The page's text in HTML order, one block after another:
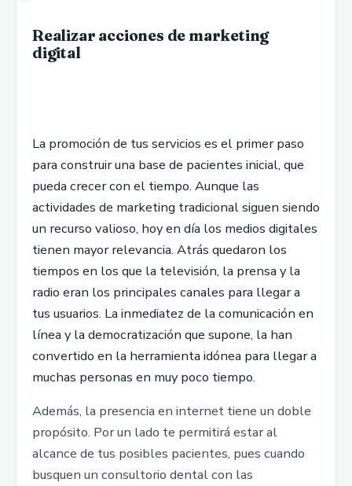
Realizar acciones de marketing
digital
La promoción de tus servicios es el primer paso
para construir una base de pacientes inicial, que
pueda crecer con el tiempo. Aunque las
actividades de marketing tradicional siguen siendo
un recurso valioso, hoy en día los medios digitales
tienen mayor relevancia. Atrás quedaron los
tiempos en los que la televisión, la prensa y la
radio eran los principales canales para llegar a
tus usuarios. La inmediatez de la comunicación en
línea y la democratización que supone, la han
convertido en la herramienta idónea para llegar a
muchas personas en muy poco tiempo.
Además, la presencia en internet tiene un doble
propósito. Por un lado te permitirá estar al
alcance de tus posibles pacientes, pues cuando
busquen un consultorio dental con las